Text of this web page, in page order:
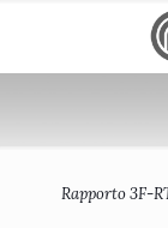
Rapporto 3F-